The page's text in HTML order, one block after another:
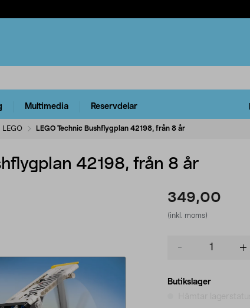
Multimedia Reservdelar
LEGO LEGO Technic Bushflygplan 42198, från 8 år
42198, från 8 år
349,00
(inkl. moms)
Butikslager